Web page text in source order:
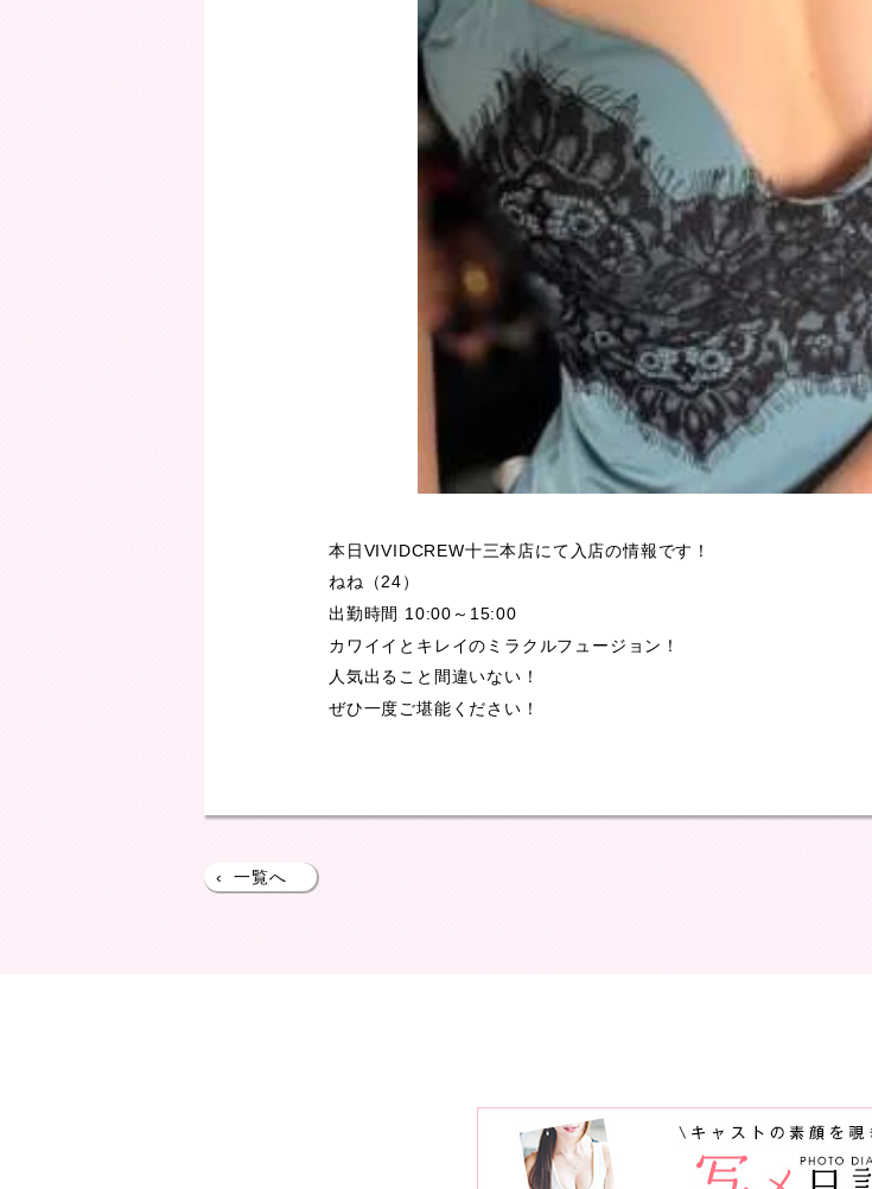
本日VIVIDCREW十三本店にて入店の情報です！
ねね（24）
出勤時間 10:00～15:00
カワイイとキレイのミラクルフュージョン！
人気出ること間違いない！
ぜひ一度ご堪能ください！
‹ 一覧へ